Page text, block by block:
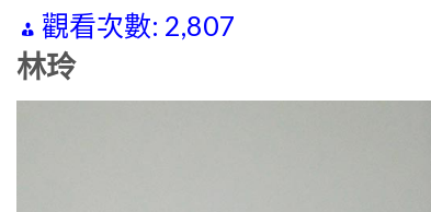
觀看次數: 2,807
林玲